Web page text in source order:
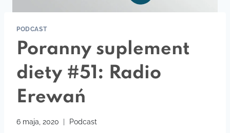
PODCAST
Poranny suplement
diety #51: Radio
Erewań
6 maja, 2020 Podcast